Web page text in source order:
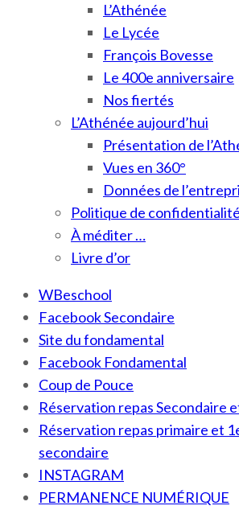
L’Athénée
Le Lycée
François Bovesse
Le 400e anniversaire
Nos fiertés
L’Athénée aujourd’hui
Présentation de
Vues en 360°
Données de
Politique de confidentialité
À méditer …
Livre d’or
WBeschool
Facebook Secondaire
Site du fondamental
Facebook Fondamental
Coup de Pouce
Réservation repas Secondaire
Réservation repas primaire et
secondaire
INSTAGRAM
PERMANENCE NUMÉRIQUE